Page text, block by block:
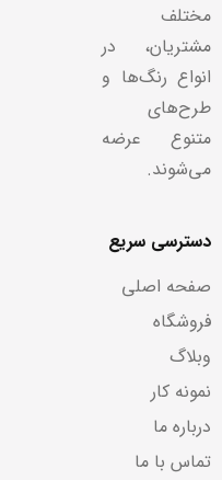
مختلف
مشتریان، در
انواع رنگ‌ها و
طرح‌های
متنوع عرضه
می‌شوند.
دسترسی سریع
صفحه اصلی
فروشگاه
وبلاگ
نمونه کار
درباره ما
تماس با ما